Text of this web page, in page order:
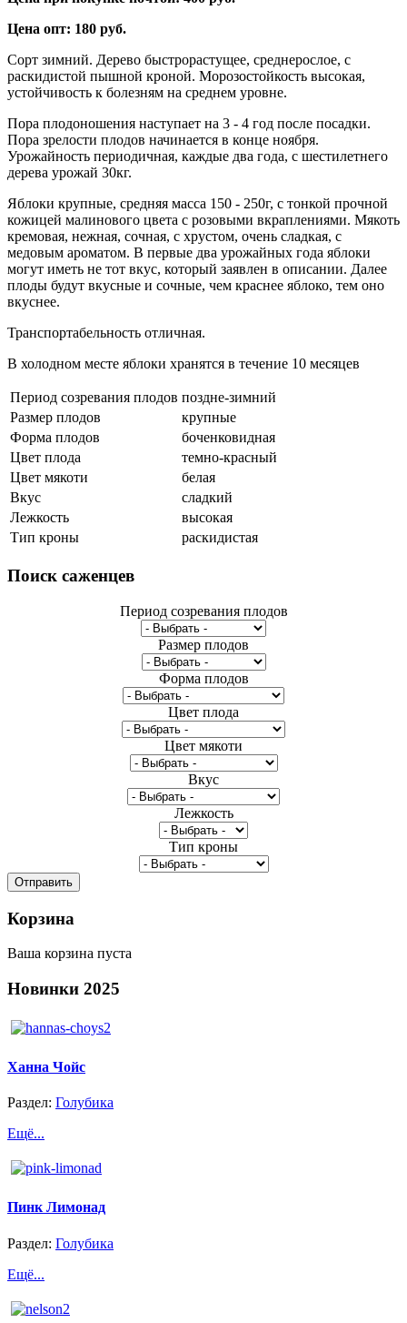
Цена опт: 180 руб.
Сорт зимний. Дерево быстрорастущее, среднерослое, с
раскидистой пышной кроной. Морозостойкость высокая,
устойчивость к болезням на среднем уровне.
Пора плодоношения наступает на 3 - 4 год после посадки.
Пора зрелости плодов начинается в конце ноября.
Урожайность периодичная, каждые два года, с шестилетнего
дерева урожай 30кг.
Яблоки крупные, средняя масса 150 - 250г, с тонкой прочной
кожицей малинового цвета с розовыми вкраплениями. Мякоть
кремовая, нежная, сочная, с хрустом, очень сладкая, с
медовым ароматом. В первые два урожайных года яблоки
могут иметь не тот вкус, который заявлен в описании. Далее
плоды будут вкусные и сочные, чем краснее яблоко, тем оно
вкуснее.
Транспортабельность отличная.
В холодном месте яблоки хранятся в течение 10 месяцев
Период созревания плодов поздне-зимний
Размер плодов
крупные
Форма плодов
боченковидная
Цвет плода
темно-красный
Цвет мякоти
белая
Вкус
сладкий
Лежкость
высокая
Тип кроны
раскидистая
Поиск саженцев
Период созревания плодов
Размер плодов
Форма плодов
Цвет плода
Цвет мякоти
Вкус
Лежкость
Тип кроны
Корзина
Ваша корзина пуста
Новинки 2025
Ханна Чойс
Раздел: Голубика
Ещё...
Пинк Лимонад
Раздел: Голубика
Ещё...